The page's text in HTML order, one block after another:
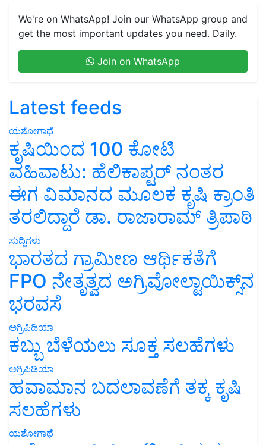
We're on WhatsApp! Join our WhatsApp group and
get the most important updates you need. Daily.
Join on WhatsApp
Latest feeds
ಯಶೋಗಾಥೆ
ಕೃಷಿಯಿಂದ 100 ಕೋಟಿ
ವಹಿವಾಟು: ಹೆಲಿಕಾಪ್ಟರ್ ನಂತರ
ಈಗ ವಿಮಾನದ ಮೂಲಕ ಕೃಷಿ ಕ್ರಾಂತಿ
ತರಲಿದ್ದಾರೆ ಡಾ. ರಾಜಾರಾಮ್ ತ್ರಿಪಾಠಿ
ಸುದ್ದಿಗಳು
ಭಾರತದ ಗ್ರಾಮೀಣ ಆರ್ಥಿಕತೆಗೆ
FPO ನೇತೃತ್ವದ ಅಗ್ರಿವೋಲ್ಟಾಯಿಕ್ಸ್‌ನ
ಭರವಸೆ
ಅಗ್ರಿಪಿಡಿಯಾ
ಕಬ್ಬು ಬೆಳೆಯಲು ಸೂಕ್ತ ಸಲಹೆಗಳು
ಅಗ್ರಿಪಿಡಿಯಾ
ಹವಾಮಾನ ಬದಲಾವಣೆಗೆ ತಕ್ಕ ಕೃಷಿ
ಸಲಹೆಗಳು
ಯಶೋಗಾಥೆ